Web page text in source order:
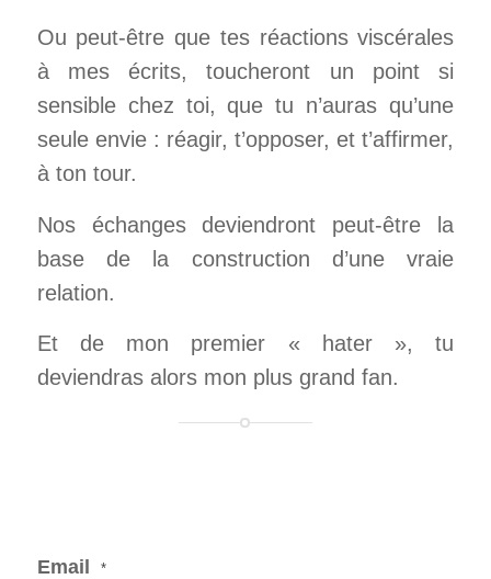
Ou peut-être que tes réactions viscérales
à mes écrits, toucheront un point si
sensible chez toi, que tu n’auras qu’une
seule envie : réagir, t’opposer, et t’affirmer,
à ton tour.
Nos échanges deviendront peut-être la
base de la construction d’une vraie
relation.
Et de mon premier « hater », tu
deviendras alors mon plus grand fan.
Email *